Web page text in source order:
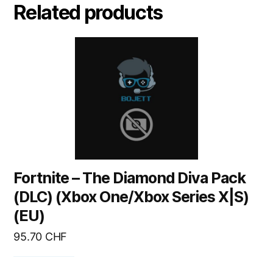
Related products
Fortnite – The Diamond Diva Pack
(DLC) (Xbox One/Xbox Series X|S)
(EU)
95.70 CHF